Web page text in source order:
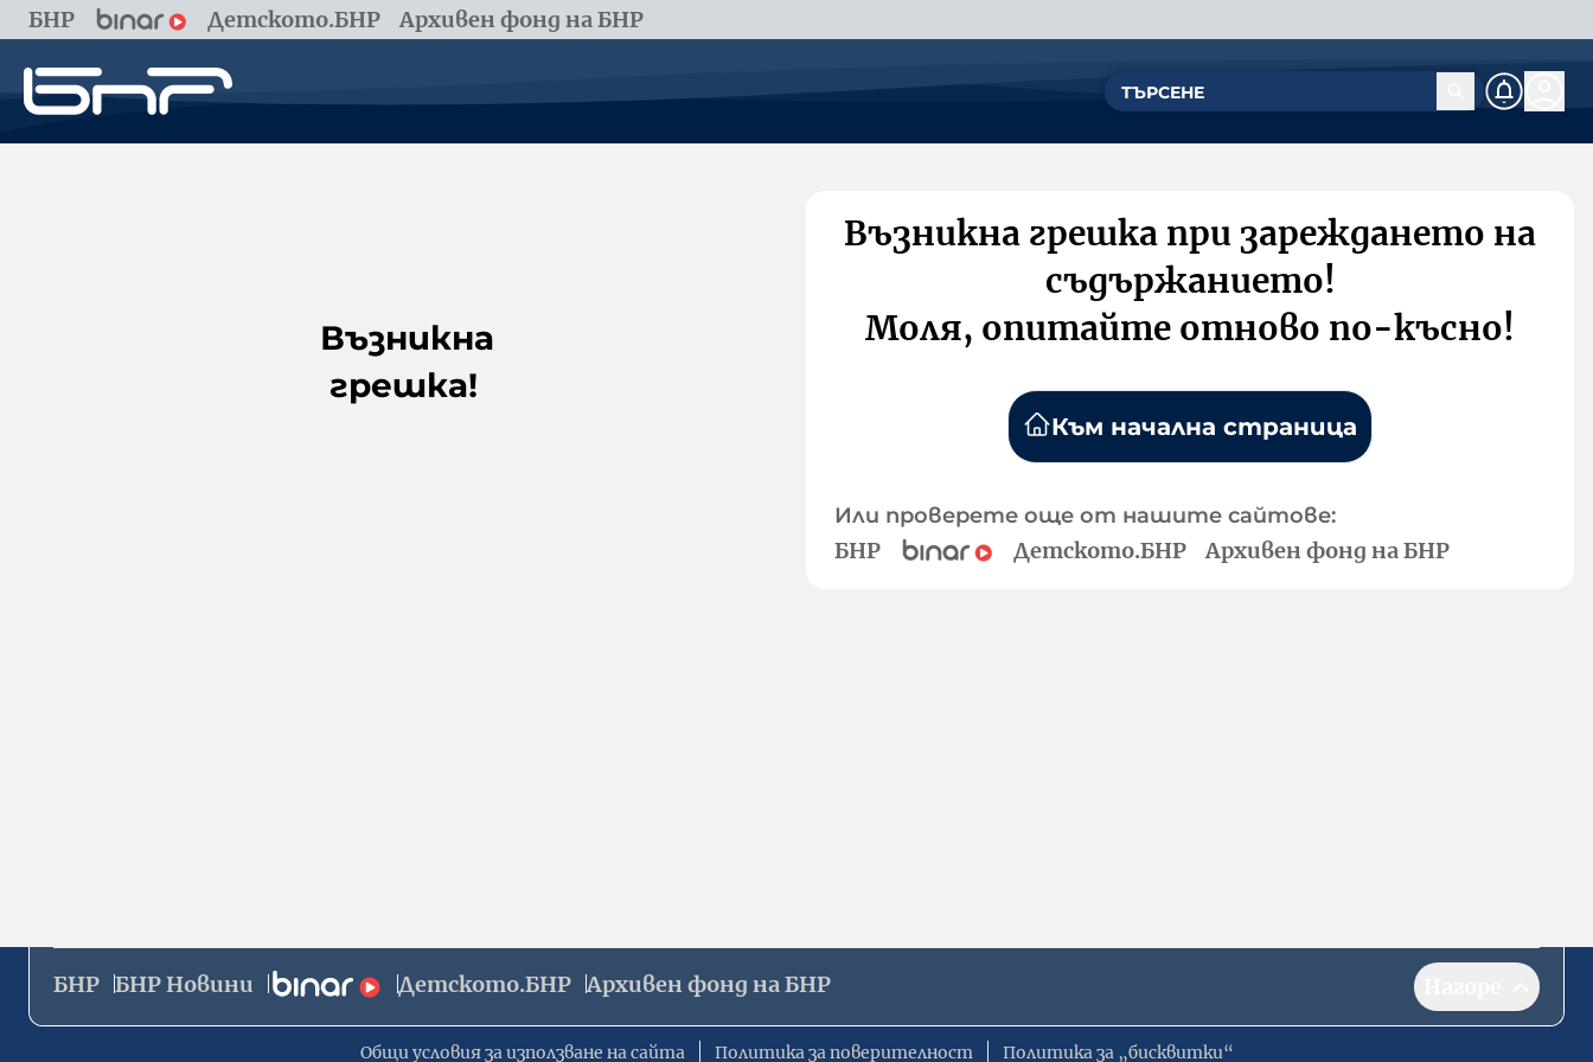
БНР Детското.БНР Архивен фонд на БНР
Възникна
грешка!
Възникна грешка при зареждането на
съдържанието!
Моля, опитайте отново по-късно!
Към начална страница
Или проверете още от нашите сайтове:
БНР Детското.БНР Архивен фонд на БНР
БНР БНР Новини Детското.БНР Архивен фонд на БНР
Общи условия за използване на сайта Политика за поверителност Политика за „бисквитки“